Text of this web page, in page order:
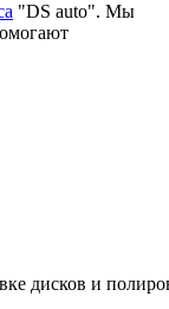
"DS auto". Мы
дисков и